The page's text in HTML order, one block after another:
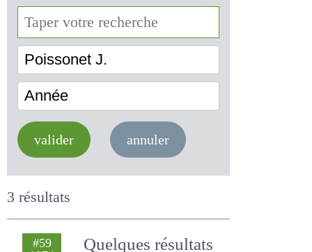
Poissonet J.
valider annuler
3 résultats